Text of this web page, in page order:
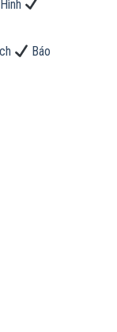
Báo